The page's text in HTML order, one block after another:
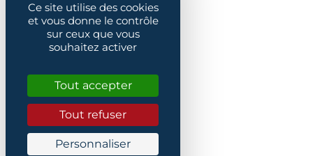
Ce site utilise des cookies
et vous donne le contrôle
sur ceux que vous
souhaitez activer
Tout accepter
Tout refuser
Personnaliser